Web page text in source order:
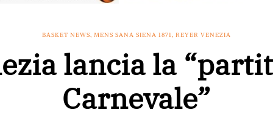
BASKET NEWS, MENS SANA SIENA 1871, REYER VENEZIA
lancia la
Carnevale”